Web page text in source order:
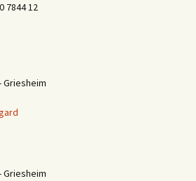
7844 12
Griesheim
Griesheim